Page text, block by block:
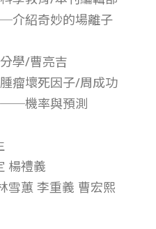
介紹奇妙的場離子
學/曹亮吉
瘤壞死因子/周成功
──機率與預測
楊禮義
雪蕙 李重義 曹宏熙